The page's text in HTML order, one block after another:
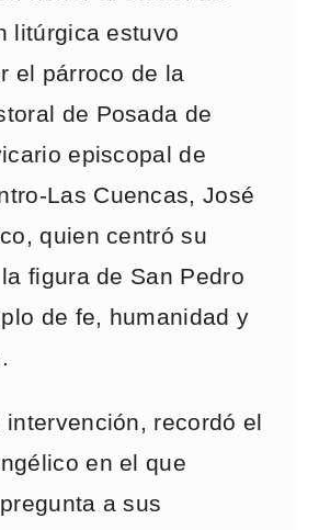
litúrgica estuvo
el párroco de la
de Posada de
episcopal de
Las Cuencas, José
quien centró su
figura de San Pedro
de fe, humanidad y
intervención, recordó el
en el que
a sus